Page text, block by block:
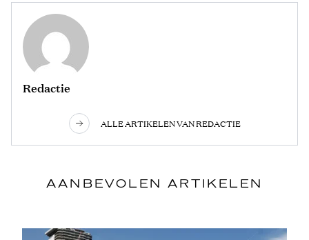
Redactie
ALLE ARTIKELEN VAN REDACTIE
AANBEVOLEN ARTIKELEN